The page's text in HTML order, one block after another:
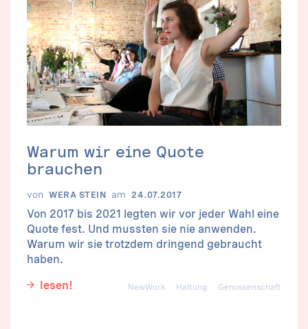
Warum wir eine Quote
brauchen
von WERA STEIN am 24.07.2017
Von 2017 bis 2021 legten wir vor jeder Wahl eine
Quote fest. Und mussten sie nie anwenden.
Warum wir sie trotzdem dringend gebraucht
haben.
lesen!
Genossenschaft
Haltung
NewWork